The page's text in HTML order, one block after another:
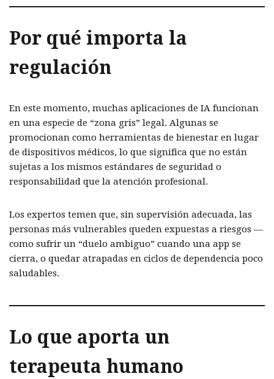
Por qué importa la
regulación
En este momento, muchas aplicaciones de IA funcionan
en una especie de “zona gris” legal. Algunas se
promocionan como herramientas de bienestar en lugar
de dispositivos médicos, lo que significa que no están
sujetas a los mismos estándares de seguridad o
responsabilidad que la atención profesional.
Los expertos temen que, sin supervisión adecuada, las
personas más vulnerables queden expuestas a riesgos —
como sufrir un “duelo ambiguo” cuando una app se
cierra, o quedar atrapadas en ciclos de dependencia poco
saludables.
Lo que aporta un
terapeuta humano